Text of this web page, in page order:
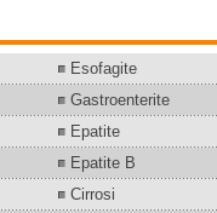
Esofagite
Gastroenterite
Epatite
Epatite B
Cirrosi